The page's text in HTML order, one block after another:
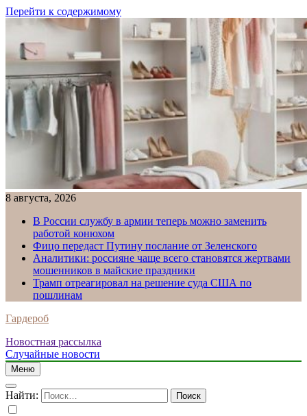
Перейти к содержимому
8 августа, 2026
В России службу в армии теперь можно заменить
работой конюхом
Фицо передаст Путину послание от Зеленского
Аналитики: россияне чаще всего становятся жертвами
мошенников в майские праздники
Трамп отреагировал на решение суда США по
пошлинам
Гардероб
Новостная рассылка
Случайные новости
Меню
Найти: